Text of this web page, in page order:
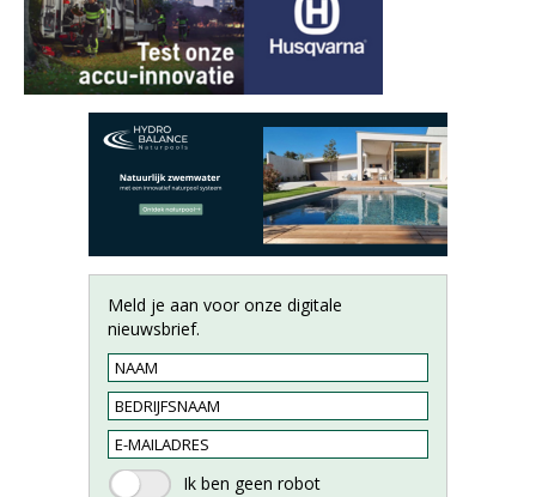
Meld je aan voor onze digitale
nieuwsbrief.